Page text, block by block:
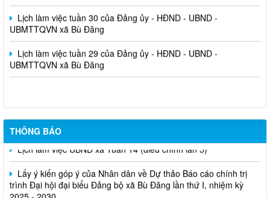
Lịch làm việc tuần 30 của Đảng ủy - HĐND - UBND -
UBMTTQVN xã Bù Đăng
Lịch làm việc tuần 29 của Đảng ủy - HĐND - UBND -
UBMTTQVN xã Bù Đăng
THÔNG BÁO
Lịch làm việc UBND xã Tuần 14 (điều chỉnh lần 5)
Lấy ý kiến góp ý của Nhân dân về Dự thảo Báo cáo chính trị
trình Đại hội đại biểu Đảng bộ xã Bù Đăng lần thứ I, nhiệm kỳ
2025 - 2030